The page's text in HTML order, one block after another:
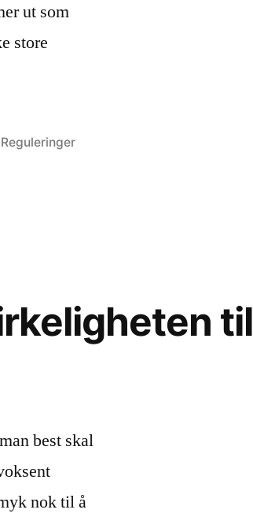
ut som
store
Reguleringer
til
best skal
nok til å